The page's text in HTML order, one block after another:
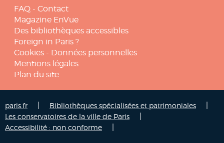
FAQ - Contact
Magazine EnVue
Des bibliothèques accessibles
Foreign in Paris ?
Cookies - Données personnelles
Mentions légales
Plan du site
paris.fr Bibliothèques spécialisées et patrimoniales
Les conservatoires de la ville de Paris
Accessibilité : non conforme